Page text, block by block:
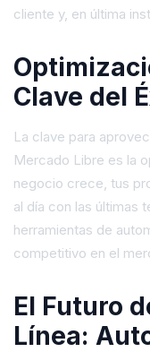
cliente y, en última
Clave del
La clave para
Mercado Libre es la
negocio crece, tus
al día con las últimas
herramientas de
competitivo en el
El Futuro
Línea: